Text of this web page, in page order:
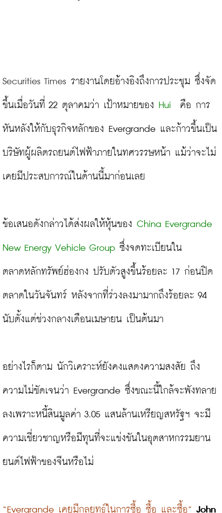
Securities Times รายงานโดยอ้างอิงถึงการประชุม ซึ่งจัด
ขึ้นเมื่อวันที่ 22 ตุลาคมว่า เป้าหมายของ Hui คือ การ
หันหลังให้กับธุรกิจหลักของ Evergrande และก้าวขึ้นเป็น
บริษัทผู้ผลิตรถยนต์ไฟฟ้าภายในทศวรรษหน้า แม้ว่าจะไม่
เคยมีประสบการณ์ในด้านนี้มาก่อนเลย
ข้อเสนอดังกล่าวได้ส่งผลให้หุ้นของ China Evergrande
New Energy Vehicle Group ซึ่งจดทะเบียนใน
ตลาดหลักทรัพย์ฮ่องกง ปรับตัวสูงขึ้นร้อยละ 17 ก่อนปิด
ตลาดในวันจันทร์ หลังจากที่ร่วงลงมามากถึงร้อยละ 94
นับตั้งแต่ช่วงกลางเดือนเมษายน เป็นต้นมา
อย่างไรก็ตาม นักวิเคราะห์ยังคงแสดงความสงสัย ถึง
ความไม่ชัดเจนว่า Evergrande ซึ่งขณะนี้ใกล้จะพังทลาย
ลงเพราะหนี้สินมูลค่า 3.05 แสนล้านเหรียญสหรัฐฯ จะมี
ความเชี่ยวชาญหรือมีทุนที่จะแข่งขันในอุตสาหกรรมยาน
ยนต์ไฟฟ้าของจีนหรือไม่
“Evergrande เคยมีกลยุทธ์ในการซื้อ ซื้อ และซื้อ” John